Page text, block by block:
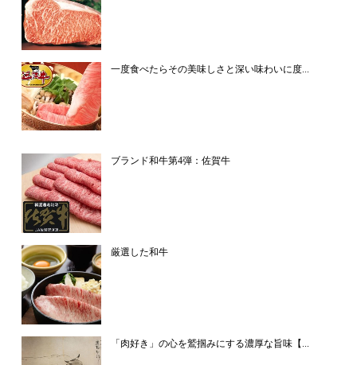
一度食べたらその美味しさと深い味わいに度...
ブランド和牛第4弾：佐賀牛
厳選した和牛
「肉好き」の心を鷲掴みにする濃厚な旨味【...